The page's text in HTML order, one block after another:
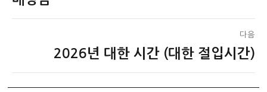
색
다음
글:
2026년 대한 시간 (대한 절입시간)